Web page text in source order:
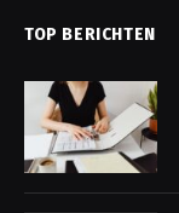
TOP BERICHTEN